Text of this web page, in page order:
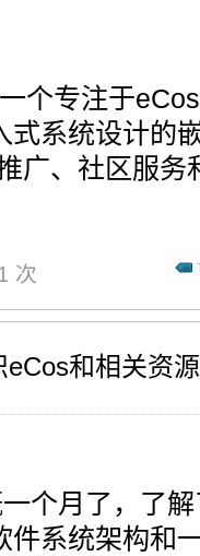
个专注于
式系统设计的
广、社区服务
次
和相关资
个月了，了
件系统架构和